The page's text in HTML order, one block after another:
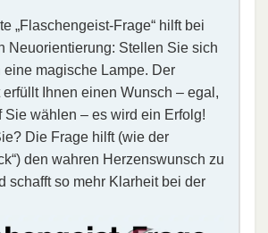
„Flaschengeist-Frage“ hilft bei
Neuorientierung: Stellen Sie sich
eine magische Lampe. Der
Ihnen einen Wunsch – egal,
Sie wählen – es wird ein Erfolg!
Die Frage hilft (wie der
den wahren Herzenswunsch zu
schafft so mehr Klarheit bei der